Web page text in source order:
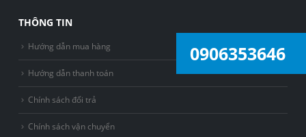
THÔNG TIN
Hướng dẫn mua hàng
Hướng dẫn thanh toán
Chính sách đổi trả
Chính sách vận chuyển
0906353646